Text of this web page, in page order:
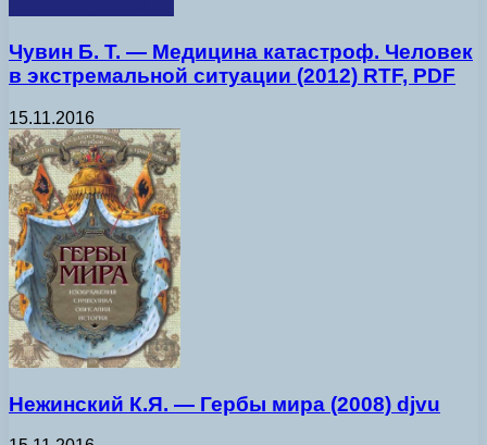
Чувин Б. Т. — Медицина катастроф. Человек
в экстремальной ситуации (2012) RTF, PDF
15.11.2016
Нежинский К.Я. — Гербы мира (2008) djvu